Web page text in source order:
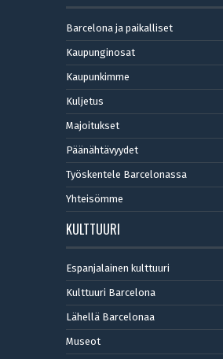
Barcelona ja paikalliset
Kaupunginosat
Kaupunkimme
Kuljetus
Majoitukset
Päänähtävyydet
Työskentele Barcelonassa
Yhteisömme
KULTTUURI
Espanjalainen kulttuuri
Kulttuuri Barcelona
Lähellä Barcelonaa
Museot